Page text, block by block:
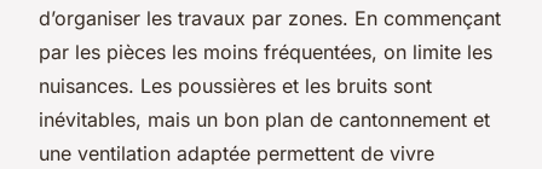
d’organiser les travaux par zones. En commençant
par les pièces les moins fréquentées, on limite les
nuisances. Les poussières et les bruits sont
inévitables, mais un bon plan de cantonnement et
une ventilation adaptée permettent de vivre